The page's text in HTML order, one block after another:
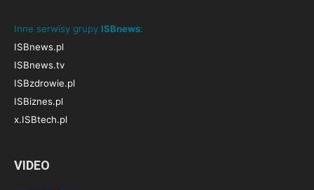
Inne serwisy grupy ISBnews:
ISBnews.pl
ISBnews.tv
ISBzdrowie.pl
ISBiznes.pl
x.ISBtech.pl
VIDEO